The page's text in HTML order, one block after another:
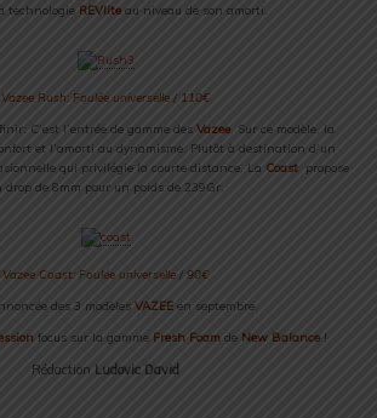
technologie REVlite au niveau de son amorti.
Vazee Rush: Foulée universelle / 110€
C’est l’entrée de gamme des Vazee. Sur ce modèle, la
et l’amorti au dynamisme. Plutôt à destination d’un
qui privilégie la courte distance. La Coast propose
drop de 8mm pour un poids de 239Gr.
Vazee Coast: Foulée universelle / 90€
des 3 modèles VAZEEen septembre.
focus sur la gamme Fresh Foam de New Balance!
Rédaction Ludovic David